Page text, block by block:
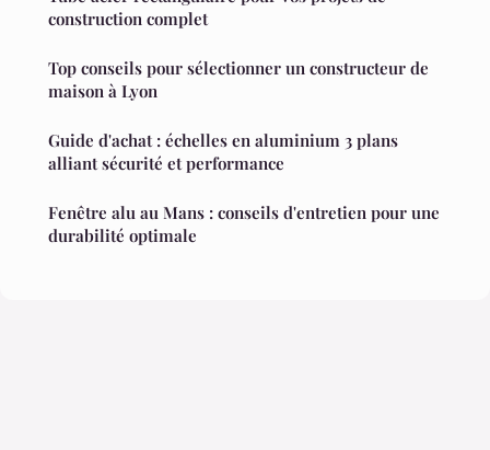
construction complet
Top conseils pour sélectionner un constructeur de
maison à Lyon
Guide d'achat : échelles en aluminium 3 plans
alliant sécurité et performance
Fenêtre alu au Mans : conseils d'entretien pour une
durabilité optimale